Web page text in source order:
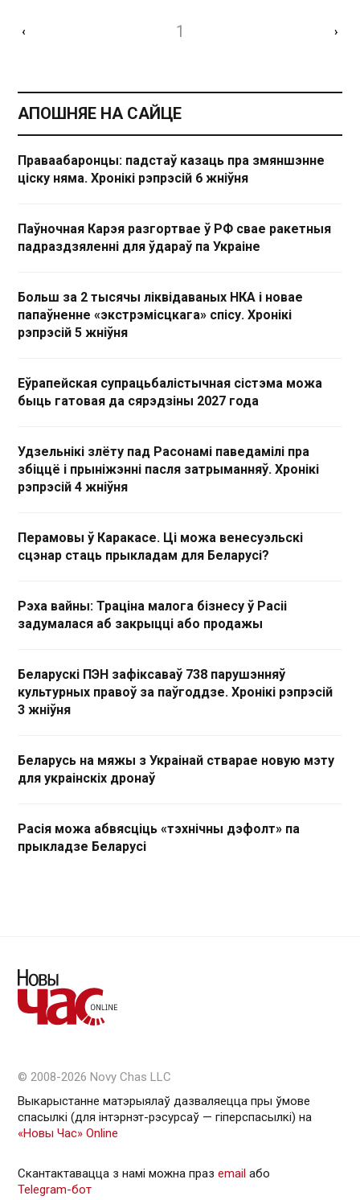
‹ 1 ›
АПОШНЯЕ НА САЙЦЕ
Праваабаронцы: падстаў казаць пра змяншэнне
ціску няма. Хронікі рэпрэсій 6 жніўня
Паўночная Карэя разгортвае ў РФ свае ракетныя
падраздзяленні для ўдараў па Украіне
Больш за 2 тысячы ліквідаваных НКА і новае
папаўненне «экстрэмісцкага» спісу. Хронікі
рэпрэсій 5 жніўня
Еўрапейская супрацьбалістычная сістэма можа
быць гатовая да сярэдзіны 2027 года
Удзельнікі злёту пад Расонамі паведамілі пра
збіццё і прыніжэнні пасля затрыманняў. Хронікі
рэпрэсій 4 жніўня
Перамовы ў Каракасе. Ці можа венесуэльскі
сцэнар стаць прыкладам для Беларусі?
Рэха вайны: Траціна малога бізнесу ў Расіі
задумалася аб закрыцці або продажы
Беларускі ПЭН зафіксаваў 738 парушэнняў
культурных правоў за паўгоддзе. Хронікі рэпрэсій
3 жніўня
Беларусь на мяжы з Украінай стварае новую мэту
для украінскіх дронаў
Расія можа абвясціць «тэхнічны дэфолт» па
прыкладзе Беларусі
© 2008-2026 Novy Chas LLC
Выкарыстанне матэрыялаў дазваляецца пры ўмове
спасылкі (для інтэрнэт-рэсурсаў — гiперспасылкi) на
«Новы Час» Online
Скантактавацца з намі можна праз email або
Telegram-бот